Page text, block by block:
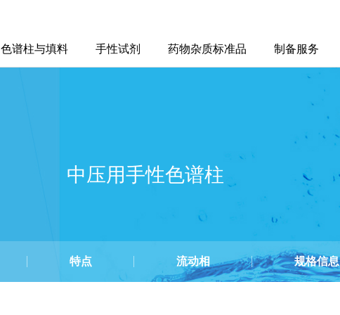
色谱柱与填料 手性试剂 药物杂质标准品 制备服务
中压用手性色谱柱
特点 流动相 规格信息